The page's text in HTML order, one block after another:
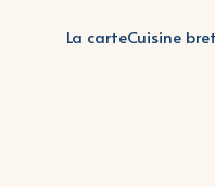
La carteCuisine